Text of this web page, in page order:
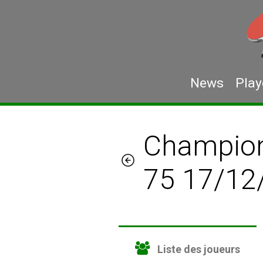
News
75 17/
Liste des joueurs